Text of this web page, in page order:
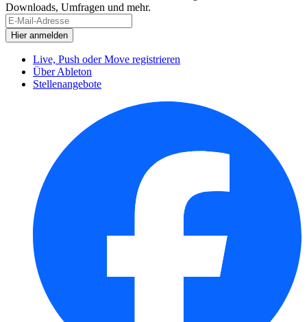
Downloads, Umfragen und mehr.
Live, Push oder Move registrieren
Über Ableton
Stellenangebote